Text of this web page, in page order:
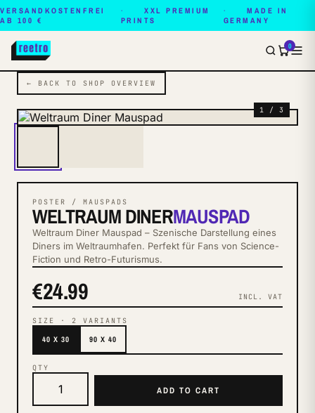
VERSANDKOSTENFREI
AB 100 €
XXL PREMIUM
PRINTS
MADE IN
GERMANY
0
← BACK TO SHOP OVERVIEW
1 / 3
POSTER / MAUSPADS
WELTRAUM DINERMAUSPAD
Weltraum Diner Mauspad – Szenische Darstellung eines
Diners im Weltraumhafen. Perfekt für Fans von Science-
Fiction und Retro-Futurismus.
€24.99 INCL. VAT
SIZE · 2 VARIANTS
40 X 30 90 X 40
QTY
ADD TO CART